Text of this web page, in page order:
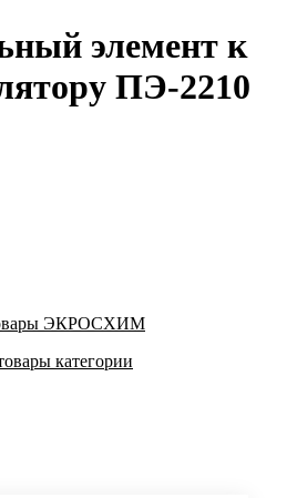
элемент к
ПЭ-2210
ЭКРОСХИМ
категории